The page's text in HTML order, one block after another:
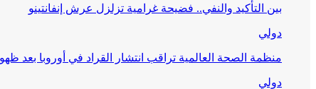
بين التأكيد والنفي.. فضيحة غرامية تزلزل عرش إنفانتينو
دولي
منظمة الصحة العالمية تراقب انتشار القراد في أوروبا
دولي